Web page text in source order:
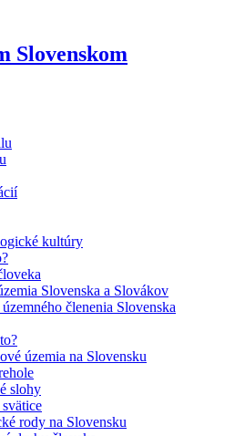
kultúry
Slovenska a Slovákov
členenia Slovenska
územia na Slovensku
slohy
rody na Slovensku